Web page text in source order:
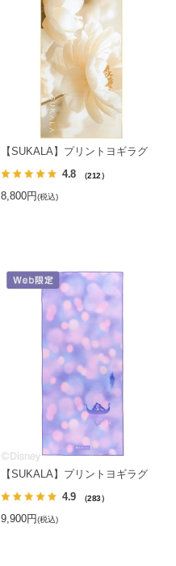
【SUKALA】プリントヨギラグ
4.8 （212）
8,800円(税込)
【SUKALA】プリントヨギラグ
4.9 （283）
9,900円(税込)